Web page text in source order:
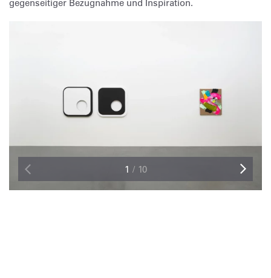
gegenseitiger Bezugnahme und Inspiration.
1 / 10